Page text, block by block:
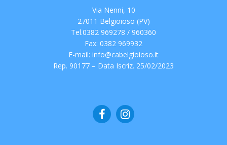
Via Nenni, 10
27011 Belgioioso (PV)
Tel.0382 969278 / 960360
Fax: 0382 969932
E-mail: info@cabelgioioso.it
Rep. 90177 – Data Iscriz. 25/02/2023